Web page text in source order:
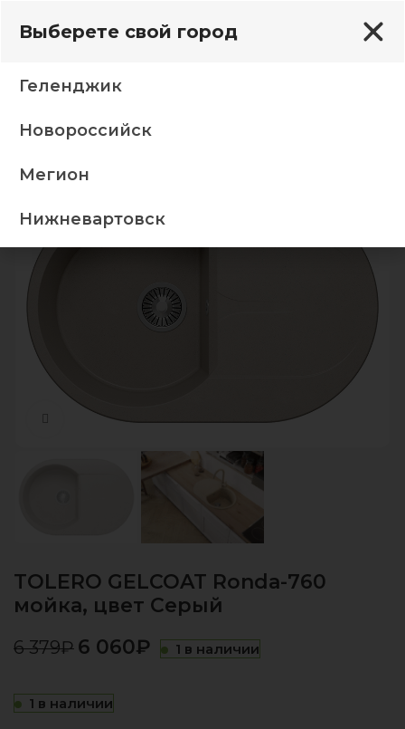
TOLERO GELCOAT Ronda-760 мойка, цвет Серый
Нажмите, чтобы увеличить
TOLERO GELCOAT Ronda-760
мойка, цвет Серый
6 379₽ 6 060₽ 1 в наличии
1 в наличии
Выберете свой город
Геленджик
Новороссийск
Мегион
Нижневартовск